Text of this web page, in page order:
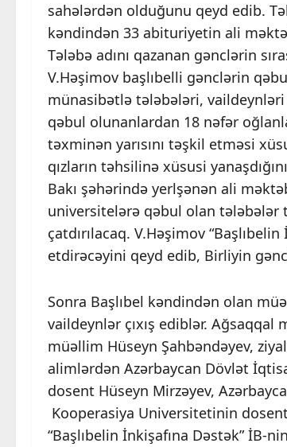
sahələrdən olduğunu qeyd edib.
kəndindən 33 abituriyetin ali
Tələbə adını qazanan gənclərin
V.Həşimov başlıbelli gənclərin
münasibətlə tələbələri,
qəbul olunanlardan 18 nəfər
təxminən yarısını təşkil etməsi
qızların təhsilinə xüsusi
Bakı şəhərində yerlşənən ali
universitelərə qəbul olan tələbələr
çatdırılacaq. V.Həşimov
etdirəcəyini qeyd edib, Birliyin
Sonra Başlıbel kəndindən olan
vaildeynlər çıxış ediblər.
müəllim Hüseyn Şahbəndəyev,
alimlərdən Azərbaycan Dövlət
dosent Hüseyn Mirzəyev,
Kooperasiya Universitetinin
“Başlıbelin İnkişafına Dəstək” İB-